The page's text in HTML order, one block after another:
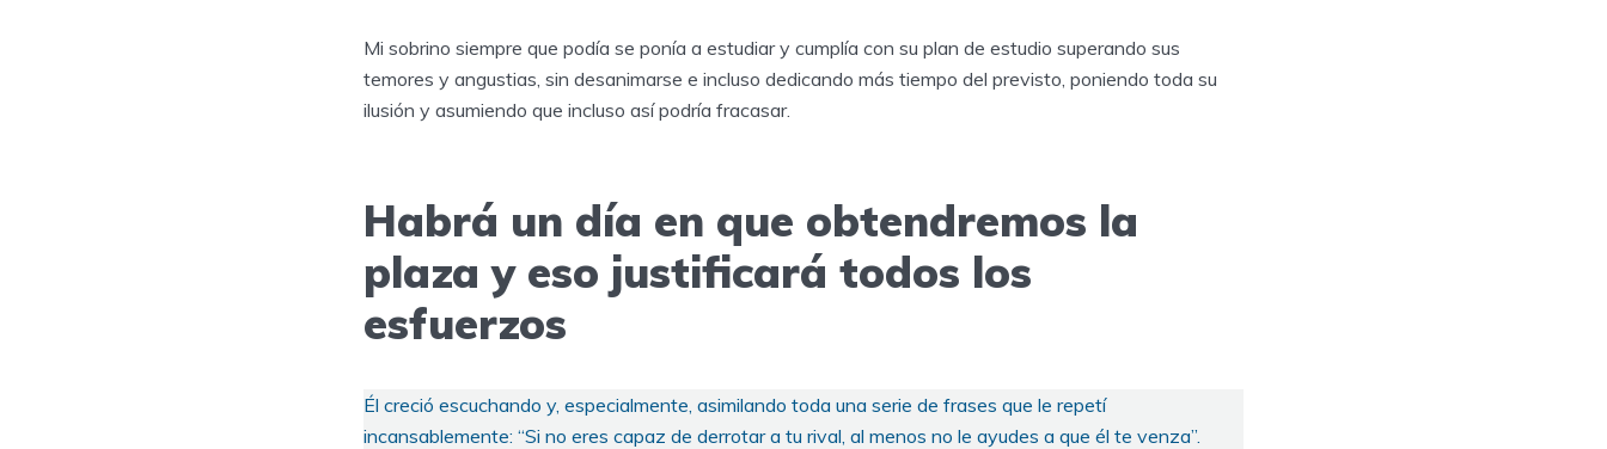
Mi sobrino siempre que podía se ponía a estudiar y cumplía con su plan de estudio superando sus
temores y angustias, sin desanimarse e incluso dedicando más tiempo del previsto, poniendo toda su
ilusión y asumiendo que incluso así podría fracasar.
Habrá un día en que obtendremos la
plaza y eso justificará todos los
esfuerzos
Él creció escuchando y, especialmente, asimilando toda una serie de frases que le repetí
incansablemente: “Si no eres capaz de derrotar a tu rival, al menos no le ayudes a que él te venza”.